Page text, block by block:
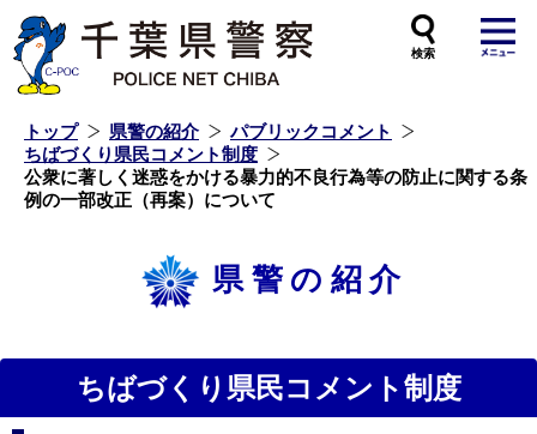
トップ 県警の紹介
パブリックコメント
ちばづくり県民コメント制度
公衆に著しく迷惑をかける暴力的不良行為等の防止に関する条
例の一部改正（再案）について
県警の紹介
ちばづくり県民コメント制度